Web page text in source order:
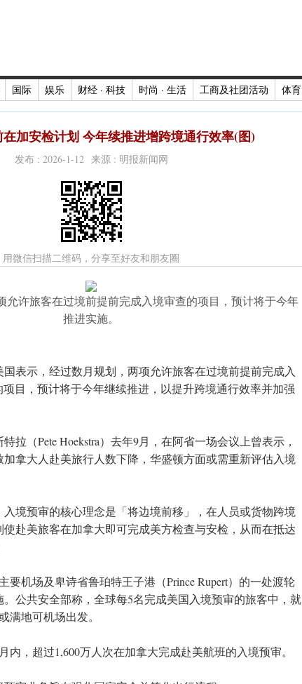
国际 娱乐 财经 · 科技 时尚 · 生活 工商及社团活动 体育
加安检计划 今年续推进增跨境通行效率(图)
发布 : 2026-1-12 来源 : 明报新闻网
用微信扫描二维码，分享至好友和朋友圈
允许旅客在过境前提前完成入境审查的项目，预计将于今年
推进实施。
国表示，经过数月规划，两项允许旅客在过境前提前完成入
项目，预计将于今年继续推进，以提升跨境通行效率并加强
拉（Pete Hoekstra）去年9月，在阿省一场会议上曾表示，
拿大人赴美旅行人数下降，华盛顿方面或需重新评估入境
境预审的核心理念是「将边境前移」，在人员或货物跨境
赴美旅客在加拿大即可完成美方检查与安检，从而在抵达
要机场及卑诗省鲁珀特王子港（Prince Rupert）的一处渡轮
公共安全部称，全球每5名完成美国入境预审的旅客中，就
满地可机场出发。
内，超过1,600万人次在加拿大完成赴美航班的入境预审。